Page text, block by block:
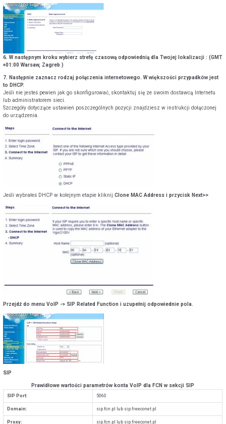
6. W następnym kroku wybierz strefę czasową odpowiednią dla Twojej lokalizacji : (GMT
+01:00 Warsaw, Zagreb )
7. Następnie zaznacz rodzaj połączenia internetowego. W większości przypadków jest
to DHCP.
Jeśli nie jesteś pewien jak go skonfigurować, skontaktuj się ze swoim dostawcą Internetu
lub administratorem sieci.
Szczegóły dotyczące ustawień poszczególnych pozycji znajdziesz w instrukcji dołączonej
do urządzenia.
Jeśli wybrałeś DHCP w kolejnym etapie kliknijClone MAC Address i przycisk Next>>
Przejdź do menu VoIP -> SIP Related Function i uzupełnij odpowiednie pola.
SIP
Prawidłowe wartości parametrów konta VoIP dla FCN w sekcji SIP
SIP Port: 5060
Domain: sip.fcn.pl lub sip.freeconet.pl
Proxy: sip.fcn.pl lub sip.freeconet.pl